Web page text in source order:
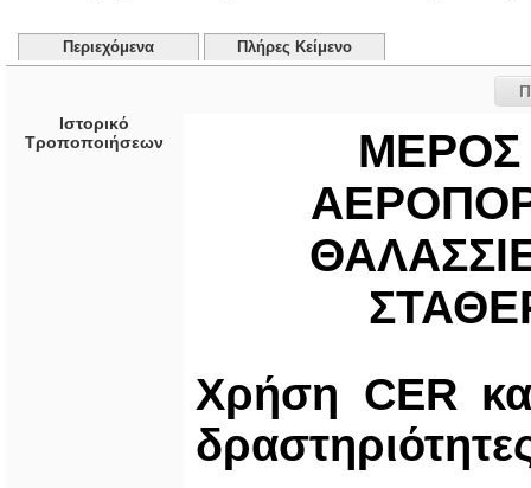
Περιεχόμενα Πλήρες Κείμενο
Ιστορικό
Τροποποιήσεων
ΜΕΡΟΣ
Χρήση CER